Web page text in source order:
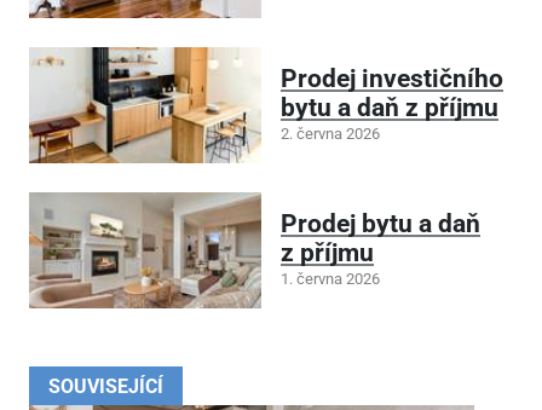
SOUVISEJÍCÍ
Prodej investičního
bytu a daň z příjmu
2. června 2026
Prodej bytu a daň
z příjmu
1. června 2026